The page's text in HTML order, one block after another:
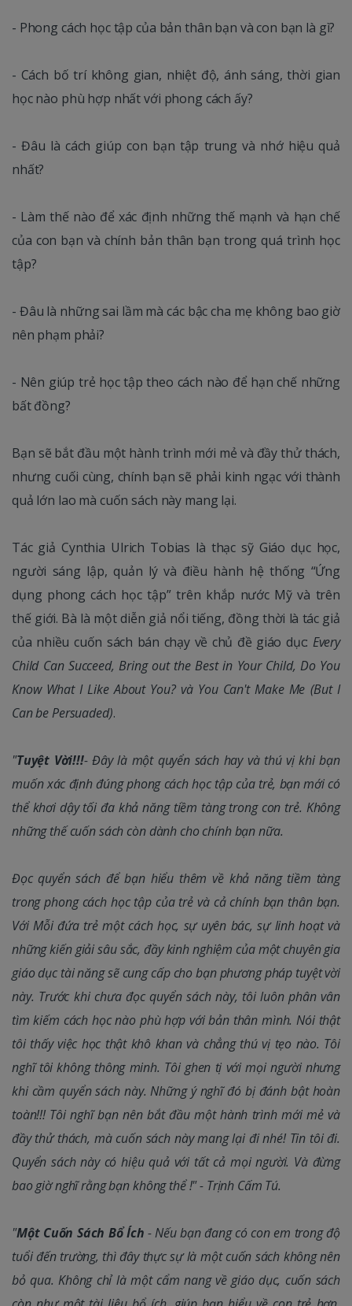
- Phong cách học tập của bản thân bạn và con bạn là gì?
- Cách bố trí không gian, nhiệt độ, ánh sáng, thời gian
học nào phù hợp nhất với phong cách ấy?
- Đâu là cách giúp con bạn tập trung và nhớ hiệu quả
nhất?
- Làm thế nào để xác định những thế mạnh và hạn chế
của con bạn và chính bản thân bạn trong quá trình học
tập?
- Đâu là những sai lầm mà các bậc cha mẹ không bao giờ
nên phạm phải?
- Nên giúp trẻ học tập theo cách nào để hạn chế những
bất đồng?
Bạn sẽ bắt đầu một hành trình mới mẻ và đầy thử thách,
nhưng cuối cùng, chính bạn sẽ phải kinh ngạc với thành
quả lớn lao mà cuốn sách này mang lại.
Tác giả Cynthia Ulrich Tobias là thạc sỹ Giáo dục học,
người sáng lập, quản lý và điều hành hệ thống “Ứng
dụng phong cách học tập” trên khắp nước Mỹ và trên
thế giới. Bà là một diễn giả nổi tiếng, đồng thời là tác giả
của nhiều cuốn sách bán chạy về chủ đề giáo dục: Every
Child Can Succeed, Bring out the Best in Your Child, Do You
Know What I Like About You? và You Can't Make Me (But I
Can be Persuaded).
"Tuyệt Vời!!!- Đây là một quyển sách hay và thú vị khi bạn
muốn xác định đúng phong cách học tập của trẻ, bạn mới có
thể khơi dậy tối đa khả năng tiềm tàng trong con trẻ. Không
những thế cuốn sách còn dành cho chính bạn nữa.
Đọc quyển sách để bạn hiểu thêm về khả năng tiềm tàng
trong phong cách học tập của trẻ và cả chính bạn thân bạn.
Với Mỗi đứa trẻ một cách học, sự uyên bác, sự linh hoạt và
những kiến giải sâu sắc, đầy kinh nghiệm của một chuyên gia
giáo dục tài năng sẽ cung cấp cho bạn phương pháp tuyệt vời
này. Trước khi chưa đọc quyển sách này, tôi luôn phân vân
tìm kiếm cách học nào phù hợp với bản thân mình. Nói thật
tôi thấy việc học thật khô khan và chẳng thú vị tẹo nào. Tôi
nghĩ tôi không thông minh. Tôi ghen tị với mọi người nhưng
khi cầm quyển sách này. Những ý nghĩ đó bị đánh bật hoàn
toàn!!! Tôi nghĩ bạn nên bắt đầu một hành trình mới mẻ và
đầy thử thách, mà cuốn sách này mang lại đi nhé! Tin tôi đi.
Quyển sách này có hiệu quả với tất cả mọi người. Và đừng
bao giờ nghĩ rằng bạn không thể !" - Trịnh Cấm Tú.
"Một Cuốn Sách Bổ Ích - Nếu bạn đang có con em trong độ
tuổi đến trường, thì đây thực sự là một cuốn sách không nên
bỏ qua. Không chỉ là một cẩm nang về giáo dục, cuốn sách